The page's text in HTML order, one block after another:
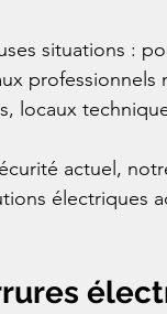
situations :
professionnels
locaux
actuel,
électriques